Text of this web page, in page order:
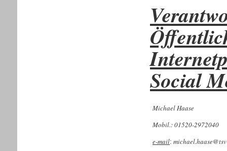
Social
Michael Haase
Mobil.: 01520-2972040
e-mail: